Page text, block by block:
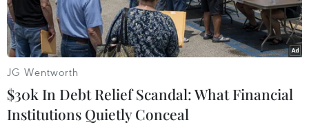
JG Wentworth
$30k In Debt Relief Scandal: What Financial
Institutions Quietly Conceal